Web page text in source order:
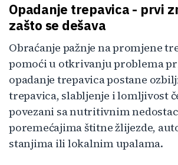
Opadanje trepavica - prvi
zašto se dešava
Obraćanje pažnje na promjene
pomoći u otkrivanju problema
opadanje trepavica postane
trepavica, slabljenje i lomljivost
povezani sa nutritivnim
poremećajima štitne žlijezde,
stanjima ili lokalnim upalama.